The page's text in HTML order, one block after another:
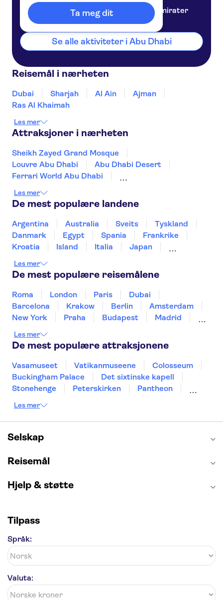
Ta meg dit
De forente arabiske emirater
Se alle aktiviteter i Abu Dhabi
Reisemål i nærheten
Dubai Sharjah Al Ain
Ajman
Ras Al Khaimah
Les mer
Attraksjoner i nærheten
Sheikh Zayed Grand Mosque
Louvre Abu Dhabi
Abu Dhabi Desert
Ferrari World Abu Dhabi
Safarier og opplevelser i Dubais ørken
Dubai Marina
Dubai desert conservation reserve
Burj Khalifa
Atlantis The Palm
Dubai Aquarium & Underwater Zoo
Aquaventure Waterpark
Les mer
De mest populære landene
Argentina Australia Sveits
Tyskland
Danmark
Egypt Spania
Frankrike
Kroatia
Island Italia
Japan
Portugal
Sverige Thailand
Les mer
De mest populære reisemålene
Roma London Paris
Dubai
Barcelona
Krakow Berlin
Amsterdam
New York
Praha Budapest
Madrid
Gdansk
Alicante Riga
Les mer
De mest populære attraksjonene
Vasamuseet Vatikanmuseene
Colosseum
Buckingham Palace
Det sixtinske kapell
Stonehenge
Peterskirken
Pantheon
Burj Khalifa
Alcatraz
Alhambra
Harry Potter Studios
Anne Franks hus
Blue Lagoon
Les mer
Selskap
Reisemål
Hjelp & støtte
Tilpass
Språk:
Valuta: